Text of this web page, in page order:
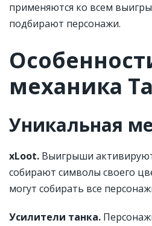
применяются ко всем
подбирают персонажи.
механика
Уникальная
xLoot. Выигрыши
собирают символы своего
могут собирать все
Усилители танка.